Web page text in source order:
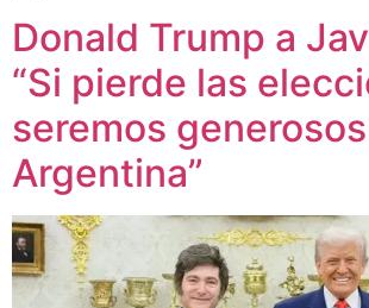
Donald Trump a
“Si pierde las
seremos
Argentina”